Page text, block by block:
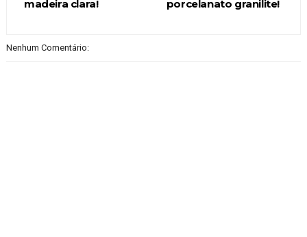
porcelanato granilite!
madeira clara!
Nenhum Comentário: